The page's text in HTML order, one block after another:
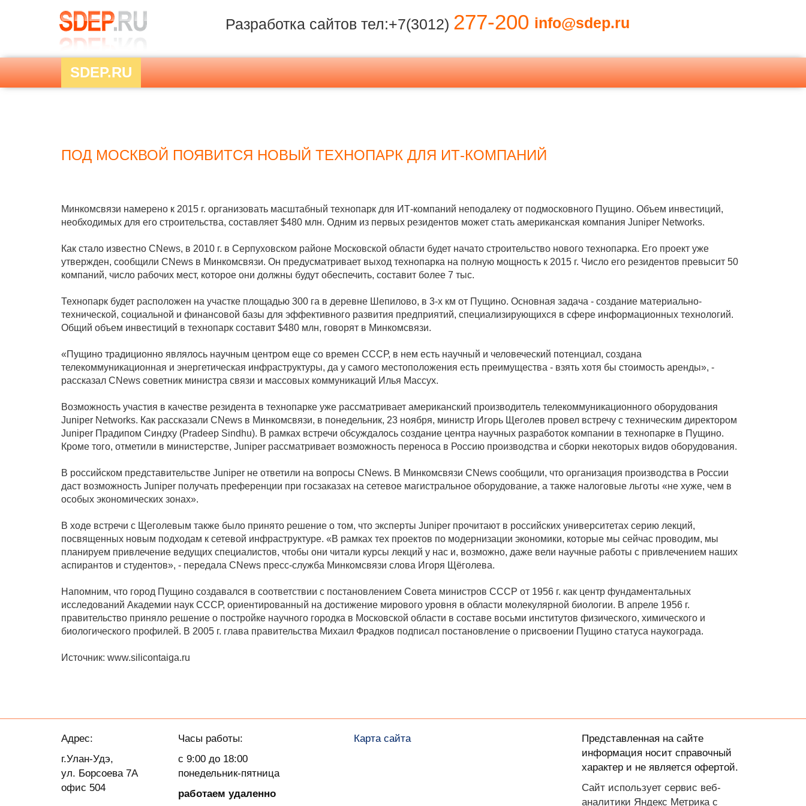
Разработка сайтов тел:+7(3012) 277-200info@sdep.ru
SDEP.RU
ПОД МОСКВОЙ ПОЯВИТСЯ НОВЫЙ ТЕХНОПАРК ДЛЯ ИТ-КОМПАНИЙ
Минкомсвязи намерено к 2015 г. организовать масштабный технопарк для ИТ-компаний неподалеку от подмосковного Пущино. Объем инвестиций,
необходимых для его строительства, составляет $480 млн. Одним из первых резидентов может стать американская компания Juniper Networks.
Как стало известно CNews, в 2010 г. в Серпуховском районе Московской области будет начато строительство нового технопарка. Его проект уже
утвержден, сообщили CNews в Минкомсвязи. Он предусматривает выход технопарка на полную мощность к 2015 г. Число его резидентов превысит 50
компаний, число рабочих мест, которое они должны будут обеспечить, составит более 7 тыс.
Технопарк будет расположен на участке площадью 300 га в деревне Шепилово, в 3-х км от Пущино. Основная задача - создание материально-
технической, социальной и финансовой базы для эффективного развития предприятий, специализирующихся в сфере информационных технологий.
Общий объем инвестиций в технопарк составит $480 млн, говорят в Минкомсвязи.
«Пущино традиционно являлось научным центром еще со времен СССР, в нем есть научный и человеческий потенциал, создана
телекоммуникационная и энергетическая инфраструктуры, да у самого местоположения есть преимущества - взять хотя бы стоимость аренды», -
рассказал CNews советник министра связи и массовых коммуникаций Илья Массух.
Возможность участия в качестве резидента в технопарке уже рассматривает американский производитель телекоммуникационного оборудования
Juniper Networks. Как рассказали CNews в Минкомсвязи, в понедельник, 23 ноября, министр Игорь Щеголев провел встречу с техническим директором
Juniper Прадипом Синдху (Pradeep Sindhu). В рамках встречи обсуждалось создание центра научных разработок компании в технопарке в Пущино.
Кроме того, отметили в министерстве, Juniper рассматривает возможность переноса в Россию производства и сборки некоторых видов оборудования.
В российском представительстве Juniper не ответили на вопросы CNews. В Минкомсвязи CNews сообщили, что организация производства в России
даст возможность Juniper получать преференции при госзаказах на сетевое магистральное оборудование, а также налоговые льготы «не хуже, чем в
особых экономических зонах».
В ходе встречи с Щеголевым также было принято решение о том, что эксперты Juniper прочитают в российских университетах серию лекций,
посвященных новым подходам к сетевой инфраструктуре. «В рамках тех проектов по модернизации экономики, которые мы сейчас проводим, мы
планируем привлечение ведущих специалистов, чтобы они читали курсы лекций у нас и, возможно, даже вели научные работы с привлечением наших
аспирантов и студентов», - передала CNews пресс-служба Минкомсвязи слова Игоря Щёголева.
Напомним, что город Пущино создавался в соответствии с постановлением Совета министров СССР от 1956 г. как центр фундаментальных
исследований Академии наук СССР, ориентированный на достижение мирового уровня в области молекулярной биологии. В апреле 1956 г.
правительство приняло решение о постройке научного городка в Московской области в составе восьми институтов физического, химического и
биологического профилей. В 2005 г. глава правительства Михаил Фрадков подписал постановление о присвоении Пущино статуса наукограда.
Источник: www.silicontaiga.ru
Адрес:
г.Улан-Удэ,
ул. Борсоева 7А
офис 504
Часы работы:
с 9:00 до 18:00
понедельник-пятница
работаем удаленно
Карта сайта
Представленная на сайте
информация носит справочный
характер и не является офертой.
Сайт использует сервис веб-
аналитики Яндекс Метрика с